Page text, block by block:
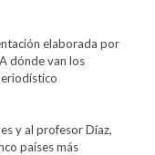
elaborada por
dónde van los
y al profesor Díaz,
países más